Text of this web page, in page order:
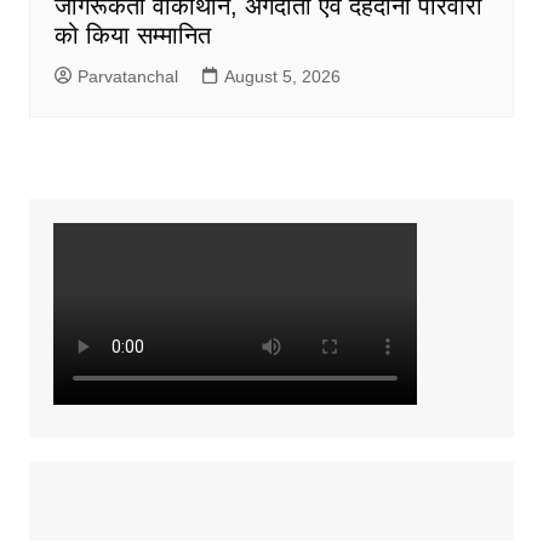
जागरूकता वॉकाथॉन, अंगदाता एवं देहदानी परिवारों
को किया सम्मानित
Parvatanchal August 5, 2026